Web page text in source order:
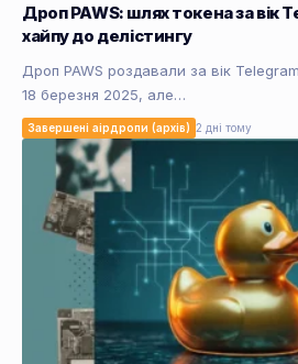
Дроп PAWS: шлях токена за вік
хайпу до делістингу
Дроп PAWS роздавали за вік
18 березня 2025, але…
Завершені аірдропи (архів) 2 дні тому